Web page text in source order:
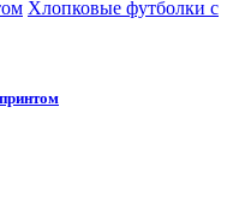
Хлопковые футболки с